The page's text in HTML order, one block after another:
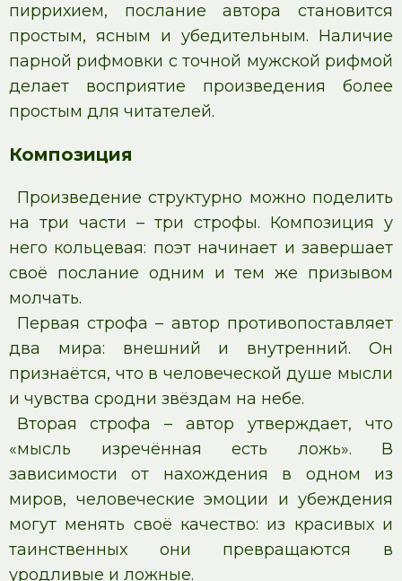
пиррихием, послание автора становится
простым, ясным и убедительным. Наличие
парной рифмовки с точной мужской рифмой
делает восприятие произведения более
простым для читателей.
Композиция
Произведение структурно можно поделить
на три части – три строфы. Композиция у
него кольцевая: поэт начинает и завершает
своё послание одним и тем же призывом
молчать.
Первая строфа – автор противопоставляет
два мира: внешний и внутренний. Он
признаётся, что в человеческой душе мысли
и чувства сродни звёздам на небе.
Вторая строфа – автор утверждает, что
«мысль изречённая есть ложь». В
зависимости от нахождения в одном из
миров, человеческие эмоции и убеждения
могут менять своё качество: из красивых и
таинственных они превращаются в
уродливые и ложные.